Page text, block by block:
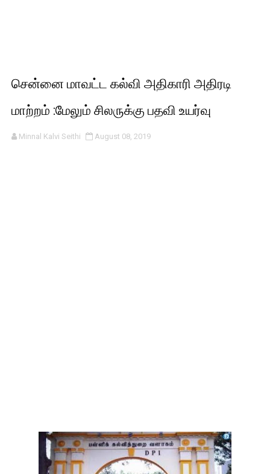
சென்னை மாவட்ட கல்வி அதிகாரி அதிரடி
மாற்றம் :மேலும் சிலருக்கு பதவி உயர்வு
Minnal Kalvi Seithi August 08, 2019